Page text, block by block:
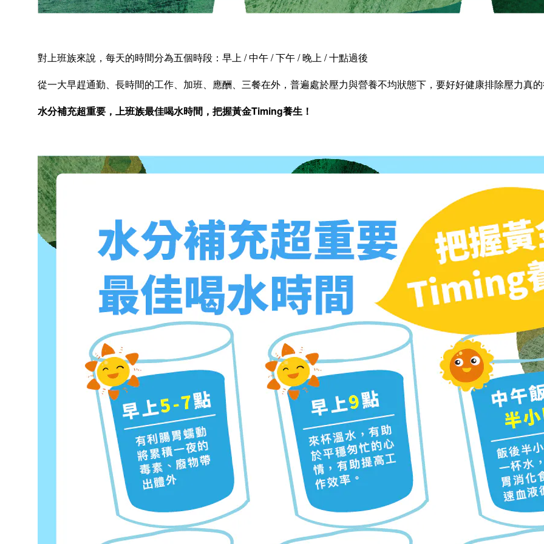
對上班族來說，每天的時間分為五個時段：早上/中午/下午/晚上/十點過後
從一大早趕通勤、長時間的工作、加班、應酬、三餐在外，普遍處於壓力與營養不均狀態下，要好好健康排除壓力真
水分補充超重要，上班族最佳喝水時間，把握黃金Timing養生！